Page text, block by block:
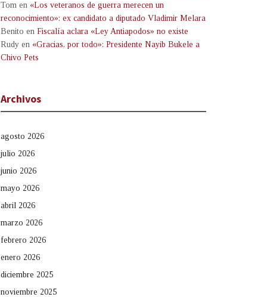
Tom en «Los veteranos de guerra merecen un
reconocimiento»: ex candidato a diputado Vladimir Melara
Benito en Fiscalía aclara «Ley Antiapodos» no existe
Rudy en «Gracias, por todo»: Presidente Nayib Bukele a
Chivo Pets
Archivos
agosto 2026
julio 2026
junio 2026
mayo 2026
abril 2026
marzo 2026
febrero 2026
enero 2026
diciembre 2025
noviembre 2025